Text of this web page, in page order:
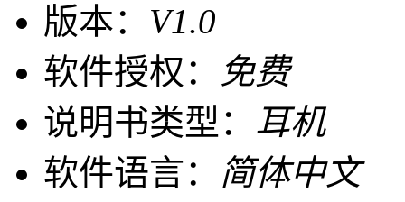
版本： V1.0
软件授权：
免费
说明书类型： 耳机
软件语言： 简体中文